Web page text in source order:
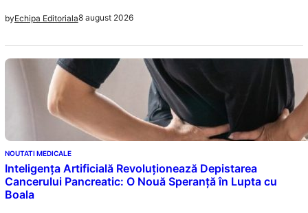
byEchipa Editoriala8 august 2026
NOUTATI MEDICALE
Inteligența Artificială Revoluționează Depistarea
Cancerului Pancreatic: O Nouă Speranță în Lupta cu
Boala